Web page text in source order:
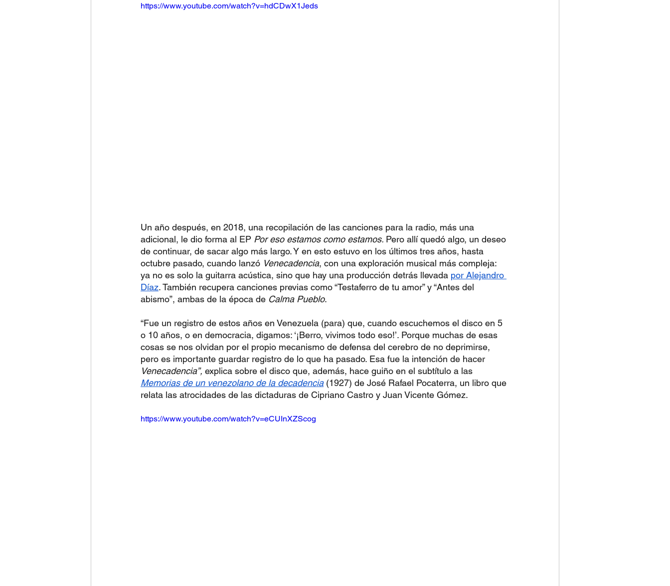
https://www.youtube.com/watch?v=hdCDwX1Jeds
Un año después, en 2018, una recopilación de las canciones para la radio, más una
adicional, le dio forma al EP Por eso estamos como estamos. Pero allí quedó algo, un deseo
de continuar, de sacar algo más largo. Y en esto estuvo en los últimos tres años, hasta
octubre pasado, cuando lanzó Venecadencia, con una exploración musical más compleja:
ya no es solo la guitarra acústica, sino que hay una producción detrás llevada por Alejandro
Díaz. También recupera canciones previas como “Testaferro de tu amor” y “Antes del
abismo”, ambas de la época de Calma Pueblo.
“Fue un registro de estos años en Venezuela (para) que, cuando escuchemos el disco en 5
o 10 años, o en democracia, digamos: ‘¡Berro, vivimos todo eso!’. Porque muchas de esas
cosas se nos olvidan por el propio mecanismo de defensa del cerebro de no deprimirse,
pero es importante guardar registro de lo que ha pasado. Esa fue la intención de hacer
Venecadencia”, explica sobre el disco que, además, hace guiño en el subtítulo a las
Memorias de un venezolano de la decadencia (1927) de José Rafael Pocaterra, un libro que
relata las atrocidades de las dictaduras de Cipriano Castro y Juan Vicente Gómez.
https://www.youtube.com/watch?v=eCUInXZScog